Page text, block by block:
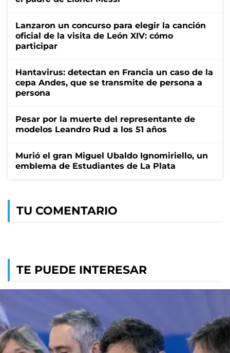
Lanzaron un concurso para elegir la canción
oficial de la visita de León XIV: cómo
participar
Hantavirus: detectan en Francia un caso de la
cepa Andes, que se transmite de persona a
persona
Pesar por la muerte del representante de
modelos Leandro Rud a los 51 años
Murió el gran Miguel Ubaldo Ignomiriello, un
emblema de Estudiantes de La Plata
TU COMENTARIO
TE PUEDE INTERESAR